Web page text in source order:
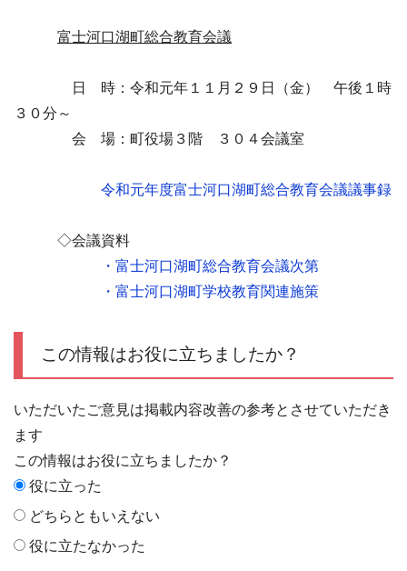
富士河口湖町総合教育会議
日 時：令和元年１１月２９日（金） 午後１時
３０分～
会 場：町役場３階 ３０４会議室
令和元年度富士河口湖町総合教育会議議事録
◇会議資料
・富士河口湖町総合教育会議次第
・富士河口湖町学校教育関連施策
この情報はお役に立ちましたか？
いただいたご意見は掲載内容改善の参考とさせていただき
ます
この情報はお役に立ちましたか？
役に立った
どちらともいえない
役に立たなかった